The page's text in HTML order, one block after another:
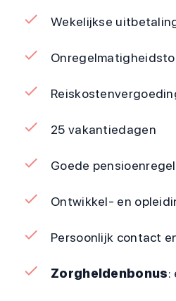
Wekelijkse
25 vakantiedagen
Goede
Ontwikkel- en
Persoonlijk contact
Zorgheldenbonus: